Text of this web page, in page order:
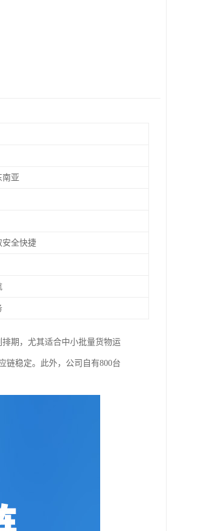
南亚
安全快捷
期，尤其适合中小批量货物运
链稳定。此外，公司自有800台